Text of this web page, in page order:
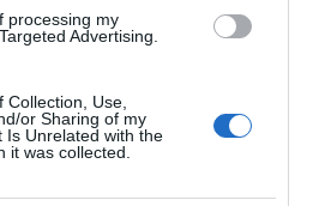
processing my
Advertising.
Use,
or Sharing of my
Is Unrelated with the
it was collected.
το πακέτο στήριξης των 80
για τον Τύπο, αλλά και την
διαδίκτυο.